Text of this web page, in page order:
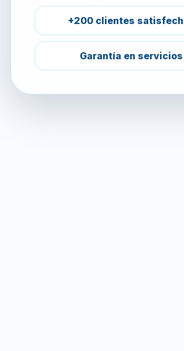
+200 clientes
Garantía en servicios